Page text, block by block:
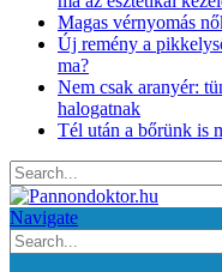
Magas vérnyomás
Új remény a
ma?
Nem csak aranyér:
halogatnak
Tél után a bőrünk is
Navigate